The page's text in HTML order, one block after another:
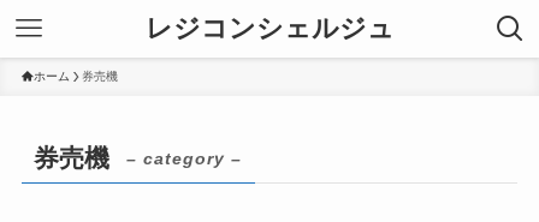
レジコンシェルジュ
ホーム 券売機
券売機 – category –